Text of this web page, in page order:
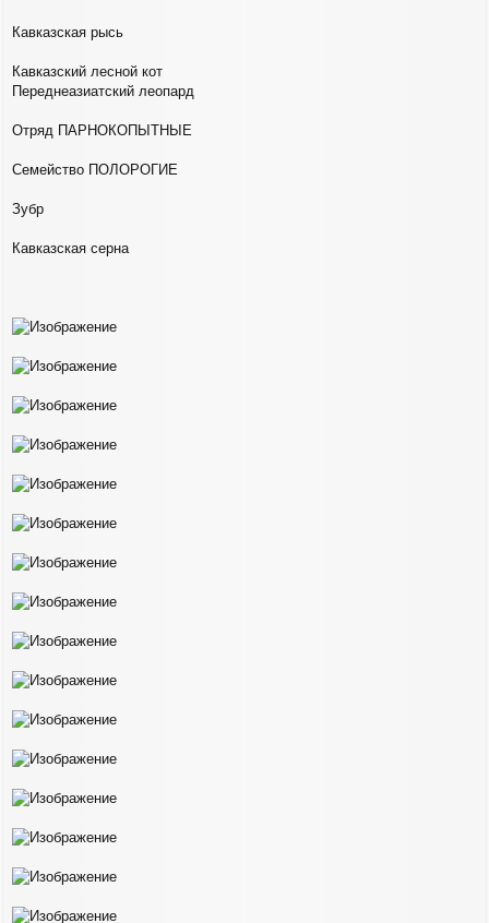
Кавказская рысь
Кавказский лесной кот
Переднеазиатский леопард
Отряд ПАРНОКОПЫТНЫЕ
Семейство ПОЛОРОГИЕ
Зубр
Кавказская серна